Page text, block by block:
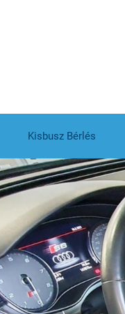
Kisbusz Bérlés